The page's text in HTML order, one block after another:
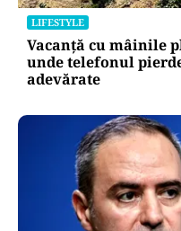
LIFESTYLE
Vacanță cu mâinile
unde telefonul
adevărate